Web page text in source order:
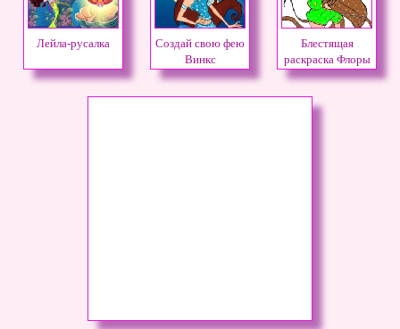
Лейла-русалка
Создай свою фею
Винкс
Блестящая
раскраска Флоры